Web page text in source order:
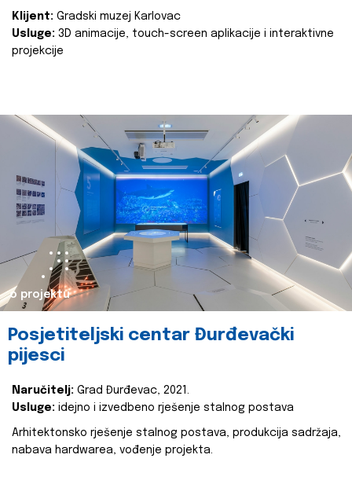
Klijent: Gradski muzej Karlovac
Usluge: 3D animacije, touch-screen aplikacije i interaktivne
projekcije
o projektu
Posjetiteljski centar Đurđevački
pijesci
Naručitelj: Grad Đurđevac, 2021.
Usluge: idejno i izvedbeno rješenje stalnog postava
Arhitektonsko rješenje stalnog postava, produkcija sadržaja,
nabava hardwarea, vođenje projekta.